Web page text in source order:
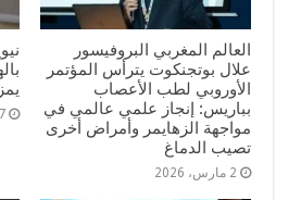
العالم المغربي البروفيسور
علال بوتجنكوت يترأس المؤتمر
الأوروبي لطب الأعصاب
بباريس: إنجاز علمي عالمي في
مواجهة الزهايمر وأمراض أخرى
تصيب الدماغ
2 مارس، 2026
7 فبراير، 2026